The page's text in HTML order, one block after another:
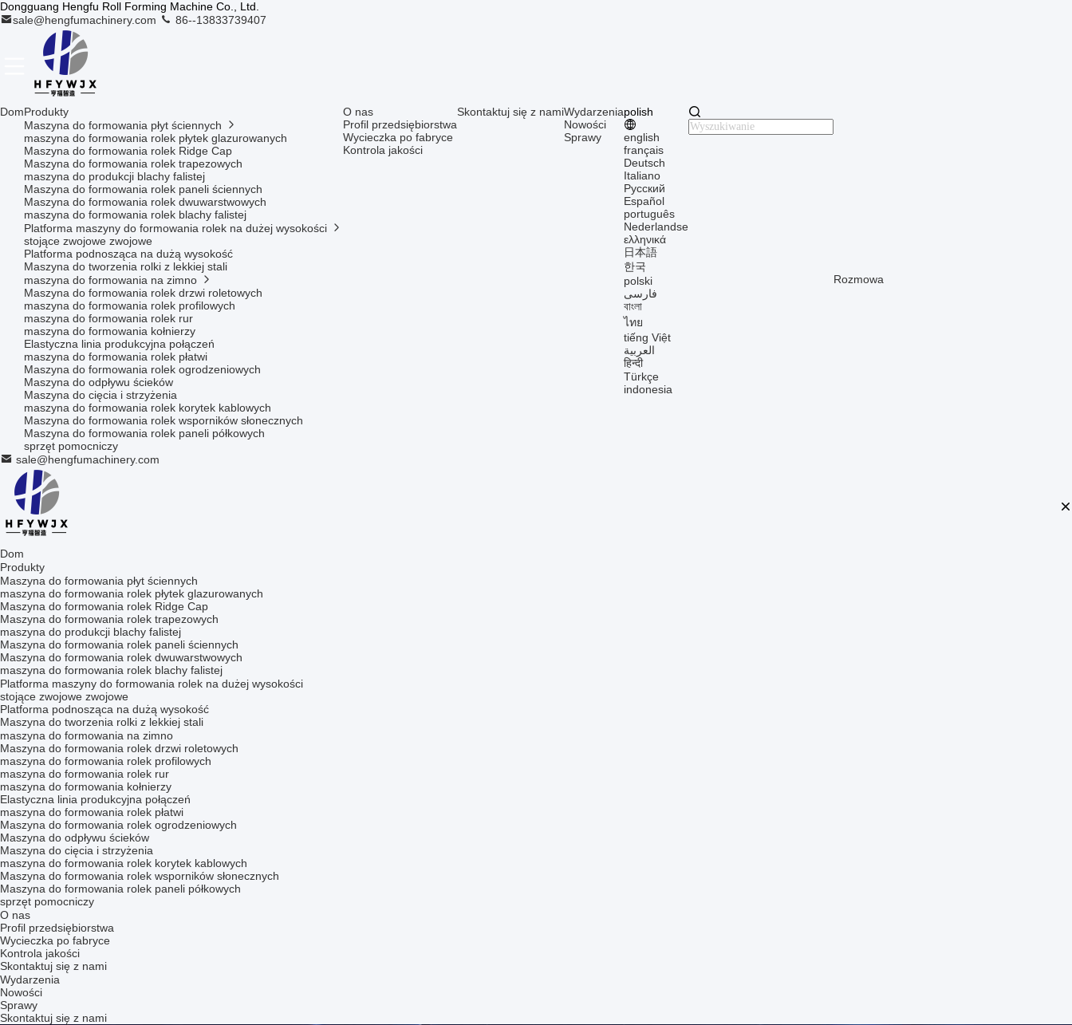
Dongguang Hengfu Roll Forming Machine Co., Ltd.
sale@hengfumachinery.com
86--13833739407
DomProdukty
Maszyna do formowania płyt ściennych
maszyna do formowania rolek płytek glazurowanych
Maszyna do formowania rolek Ridge Cap
Maszyna do formowania rolek trapezowych
maszyna do produkcji blachy falistej
Maszyna do formowania rolek paneli ściennych
Maszyna do formowania rolek dwuwarstwowych
maszyna do formowania rolek blachy falistej
Platforma maszyny do formowania rolek na dużej wysokości
stojące zwojowe zwojowe
Platforma podnosząca na dużą wysokość
Maszyna do tworzenia rolki z lekkiej stali
maszyna do formowania na zimno
Maszyna do formowania rolek drzwi roletowych
maszyna do formowania rolek profilowych
maszyna do formowania rolek rur
maszyna do formowania kołnierzy
Elastyczna linia produkcyjna połączeń
maszyna do formowania rolek płatwi
Maszyna do formowania rolek ogrodzeniowych
Maszyna do odpływu ścieków
Maszyna do cięcia i strzyżenia
maszyna do formowania rolek korytek kablowych
Maszyna do formowania rolek wsporników słonecznych
Maszyna do formowania rolek paneli półkowych
sprzęt pomocniczy
O nas
Profil przedsiębiorstwa
Wycieczka po fabryce
Kontrola jakości
Skontaktuj się z namiWydarzenia
Nowości
Sprawy
polish
english
français
Deutsch
Italiano
Русский
Español
português
Nederlandse
ελληνικά
日本語
한국
polski
فارسی
বাংলা
ไทย
tiếng Việt
العربية
हिन्दी
Türkçe
indonesia
Rozmowa
sale@hengfumachinery.com
Dom
Produkty
Maszyna do formowania płyt ściennych
maszyna do formowania rolek płytek glazurowanych
Maszyna do formowania rolek Ridge Cap
Maszyna do formowania rolek trapezowych
maszyna do produkcji blachy falistej
Maszyna do formowania rolek paneli ściennych
Maszyna do formowania rolek dwuwarstwowych
maszyna do formowania rolek blachy falistej
Platforma maszyny do formowania rolek na dużej wysokości
stojące zwojowe zwojowe
Platforma podnosząca na dużą wysokość
Maszyna do tworzenia rolki z lekkiej stali
maszyna do formowania na zimno
Maszyna do formowania rolek drzwi roletowych
maszyna do formowania rolek profilowych
maszyna do formowania rolek rur
maszyna do formowania kołnierzy
Elastyczna linia produkcyjna połączeń
maszyna do formowania rolek płatwi
Maszyna do formowania rolek ogrodzeniowych
Maszyna do odpływu ścieków
Maszyna do cięcia i strzyżenia
maszyna do formowania rolek korytek kablowych
Maszyna do formowania rolek wsporników słonecznych
Maszyna do formowania rolek paneli półkowych
sprzęt pomocniczy
O nas
Profil przedsiębiorstwa
Wycieczka po fabryce
Kontrola jakości
Skontaktuj się z nami
Wydarzenia
Nowości
Sprawy
Skontaktuj się z nami